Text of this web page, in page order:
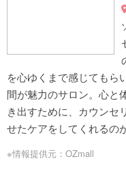
を心ゆくまで感じてもら
間が魅力のサロン。心と
き出すために、カウンセ
せたケアをしてくれるの
※情報提供元：OZmall